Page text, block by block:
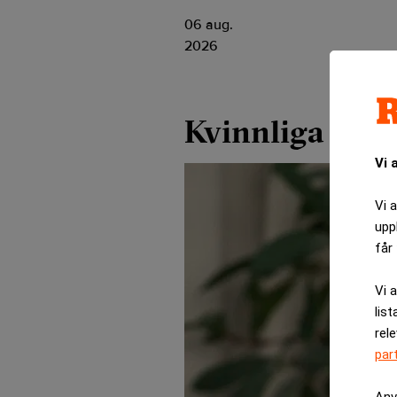
Vi
Vi
får
Vi
06 aug.
2026
Kvinnliga